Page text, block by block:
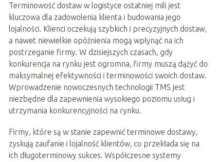
Terminowość dostaw w logistyce ostatniej mili jest
kluczowa dla zadowolenia klienta i budowania jego
lojalności. Klienci oczekują szybkich i precyzyjnych dostaw,
a nawet niewielkie opóźnienia mogą wpłynąć na ich
postrzeganie firmy. W dzisiejszych czasach, gdy
konkurencja na rynku jest ogromna, firmy muszą dążyć do
maksymalnej efektywności i terminowości swoich dostaw.
Wprowadzenie nowoczesnych technologii TMS jest
niezbędne dla zapewnienia wysokiego poziomu usług i
utrzymania konkurencyjności na rynku.
Firmy, które są w stanie zapewnić terminowe dostawy,
zyskują zaufanie i lojalność klientów, co przekłada się na
ich długoterminowy sukces. Współczesne systemy